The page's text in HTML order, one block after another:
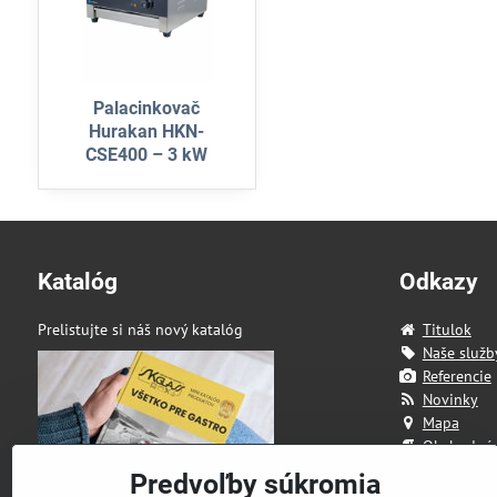
Palacinkovač
Hurakan HKN-
CSE400 – 3 kW
Katalóg
Prelistujte si náš nový katalóg
Odkazy
Titulok
Naše
Referencie
Novinky
Mapa
Predvoľby súkromia